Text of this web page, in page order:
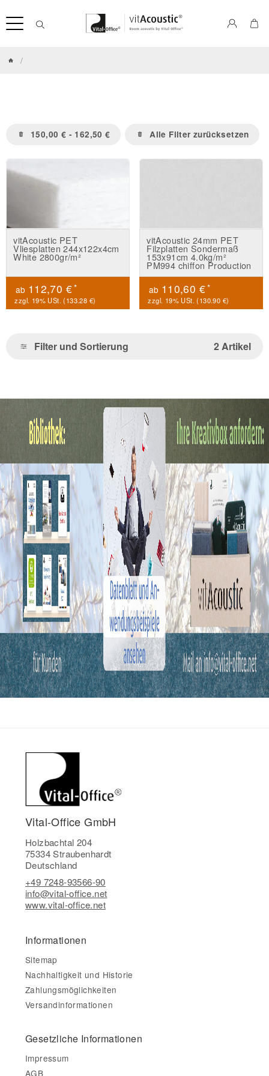
/
150,00 € - 162,50 € Alle Filter zurücksetzen
vitAcoustic PET
Vliesplatten 244x122x4cm
White 2800gr/m²
ab 112,70 €*
zzgl. 19% USt. (133.28 €)
vitAcoustic 24mm PET
Filzplatten Sondermaß
153x91cm 4.0kg/m²
PM994 chiffon Production
ab 110,60 €*
zzgl. 19% USt. (130.90 €)
Filter und Sortierung 2 Artikel
Vital-Office GmbH
Holzbachtal 204
75334 Straubenhardt
Deutschland
+49 7248-93566-90
info@vital-office.net
www.vital-office.net
Informationen
Sitemap
Nachhaltigkeit und Historie
Zahlungsmöglichkeiten
Versandinformationen
Gesetzliche Informationen
Impressum
AGB